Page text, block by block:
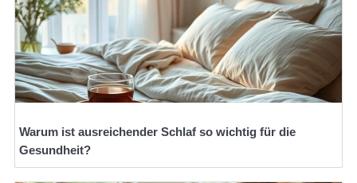
Warum ist ausreichender Schlaf so wichtig für die
Gesundheit?